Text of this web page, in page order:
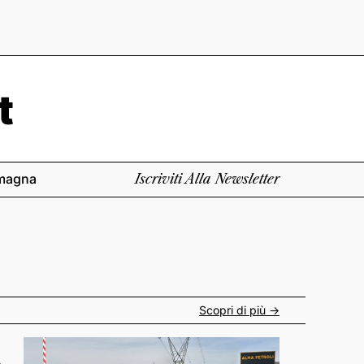
Iscriviti Alla Newsletter
Scopri di più ->